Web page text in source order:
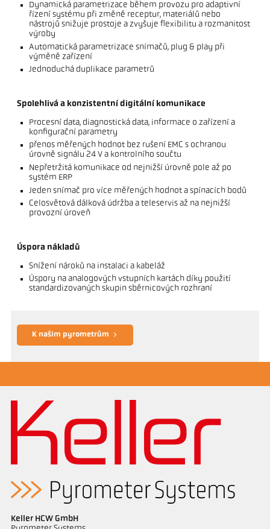
Dynamická parametrizace během provozu pro adaptivní
řízení systému při změně receptur, materiálů nebo
nástrojů snižuje prostoje a zvyšuje flexibilitu a rozmanitost
výroby
Automatická parametrizace snímačů, plug & play při
výměně zařízení
Jednoduchá duplikace parametrů
Spolehlivá a konzistentní digitální komunikace
Procesní data, diagnostická data, informace o zařízení a
konfigurační parametry
přenos měřených hodnot bez rušení EMC s ochranou
úrovně signálu 24 V a kontrolního součtu
Nepřetržitá komunikace od nejnižší úrovně pole až po
systém ERP
Jeden snímač pro více měřených hodnot a spínacích bodů
Celosvětová dálková údržba a teleservis až na nejnižší
provozní úroveň
Úspora nákladů
Snížení nároků na instalaci a kabeláž
Úspory na analogových vstupních kartách díky použití
standardizovaných skupin sběrnicových rozhraní
K našim pyrometrům
Keller HCW GmbH